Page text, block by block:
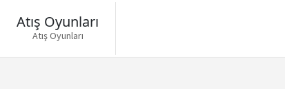
Atış Oyunları
Atış Oyunları